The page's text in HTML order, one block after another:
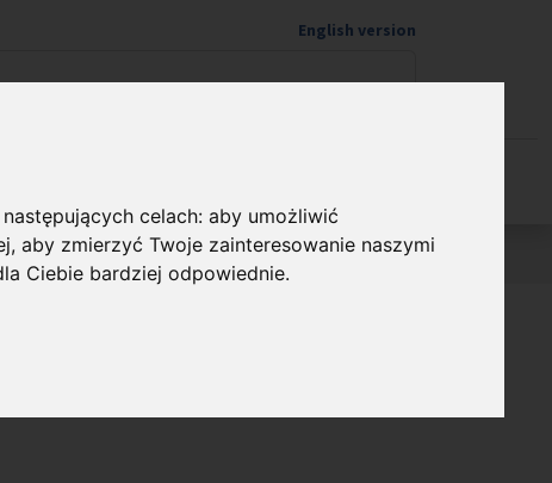
celach:aby umożliwić
,aby zmierzyć Twoje zainteresowanie naszymi
Ciebie bardziej odpowiednie.
English version